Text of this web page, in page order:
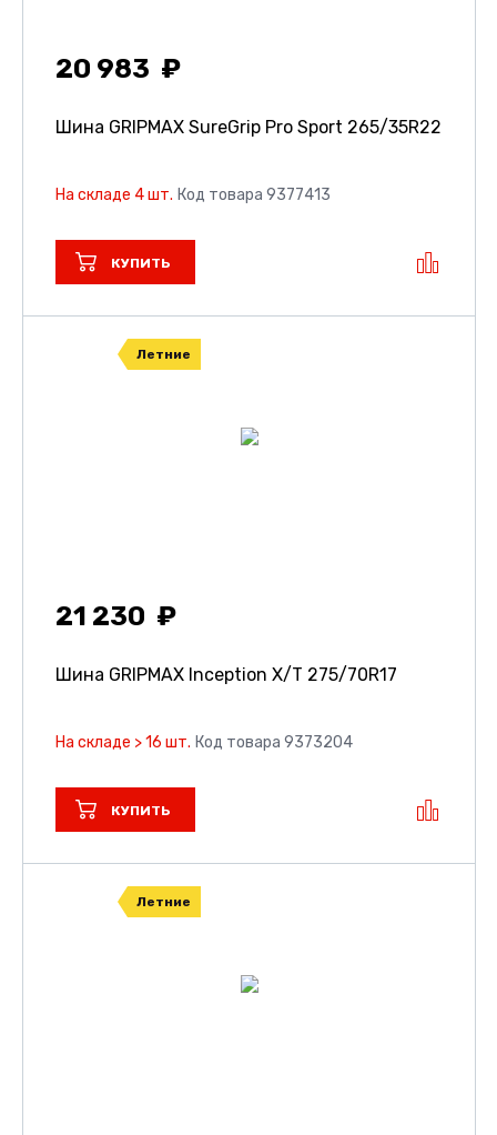
20 983
Шина GRIPMAX SureGrip Pro Sport 265/35R22
На складе 4 шт. Код товара 9377413
КУПИТЬ
Летние
21 230
Шина GRIPMAX Inception X/T 275/70R17
На складе > 16 шт. Код товара 9373204
КУПИТЬ
Летние